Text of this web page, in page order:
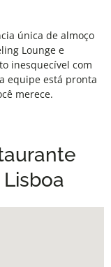
única de almoço
Lounge e
inesquecível com
equipe está pronta
merece.